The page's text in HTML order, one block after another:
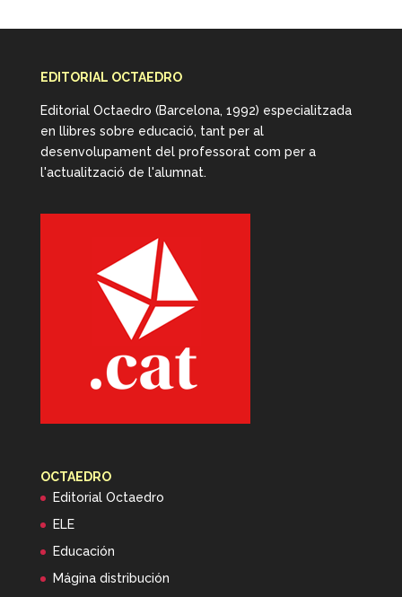
EDITORIAL OCTAEDRO
Editorial Octaedro (Barcelona, 1992) especialitzada
en llibres sobre educació, tant per al
desenvolupament del professorat com per a
l'actualització de l'alumnat.
OCTAEDRO
Editorial Octaedro
ELE
Educación
Mágina distribución